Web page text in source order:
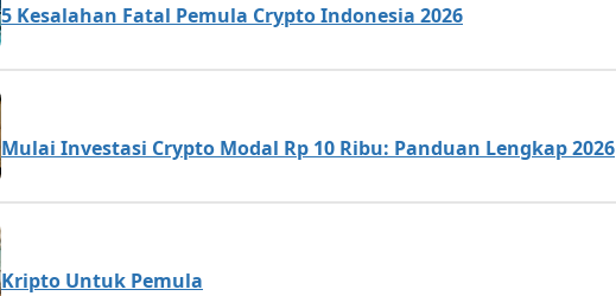
5 Kesalahan Fatal Pemula Crypto Indonesia 2026
Mulai Investasi Crypto Modal Rp 10 Ribu: Panduan Lengkap 2026
Kripto Untuk Pemula